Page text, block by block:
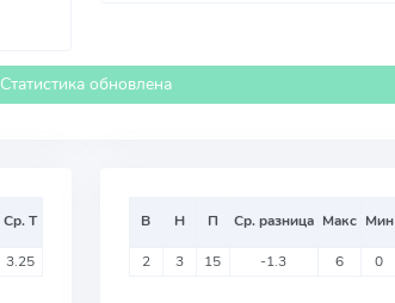
Статистика обновлена
Ср. Т
3.25
В Н П Ср. разница Макс Мин
2 3 15 -1.3 6 0